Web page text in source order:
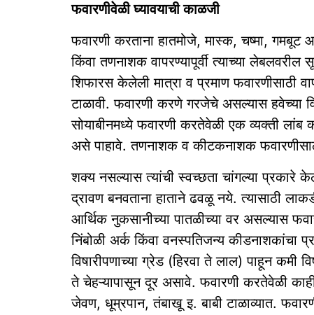
फवारणीवेळी घ्यावयाची काळजी
फवारणी करताना हातमोजे, मास्क, चष्मा,
किंवा तणनाशक वापरण्यापूर्वी त्याच्या
शिफारस केलेली मात्रा व प्रमाण फवारणीसाठी
टाळावी. फवारणी करणे गरजेचे असल्यास हवेच्या
सोयाबीनमध्ये फवारणी करतेवेळी एक व्यक्ती
असे पाहावे. तणनाशक व कीटकनाशक
शक्य नसल्यास त्यांची स्वच्छता चांगल्या प्रकारे
द्रावण बनवताना हाताने ढवळू नये. त्यासाठी
आर्थिक नुकसानीच्या पातळीच्या वर असल्यास
निंबोळी अर्क किंवा वनस्पतिजन्य कीडनाशकांचा
विषारीपणाच्या ग्रेड (हिरवा ते लाल) पाहून कमी
ते चेहऱ्यापासून दूर असावे. फवारणी करतेवेळी
जेवण, धूम्रपान, तंबाखू इ. बाबी टाळाव्यात.